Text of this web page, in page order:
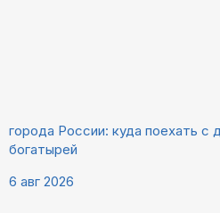
города России: куда поехать с
богатырей
6 авг 2026